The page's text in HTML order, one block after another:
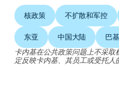
核政策 不扩散和军控
东亚 中国大陆
巴
卡内基在公共政策问题上不采
定反映卡内基、其员工或受托人